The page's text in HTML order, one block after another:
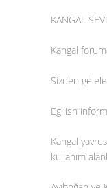
KANGAL
Kangal
Sizden
Egilish
Kangal
kullanım